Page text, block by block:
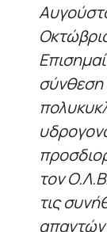
σύνθεση
τον
τις